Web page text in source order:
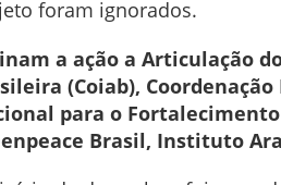
foram ignorados.
a ação a Articulação
(Coiab),
para o
Brasil, Instituto